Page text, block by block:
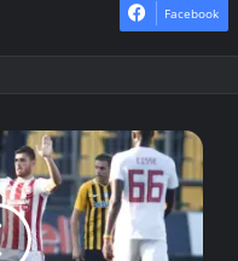
Facebook